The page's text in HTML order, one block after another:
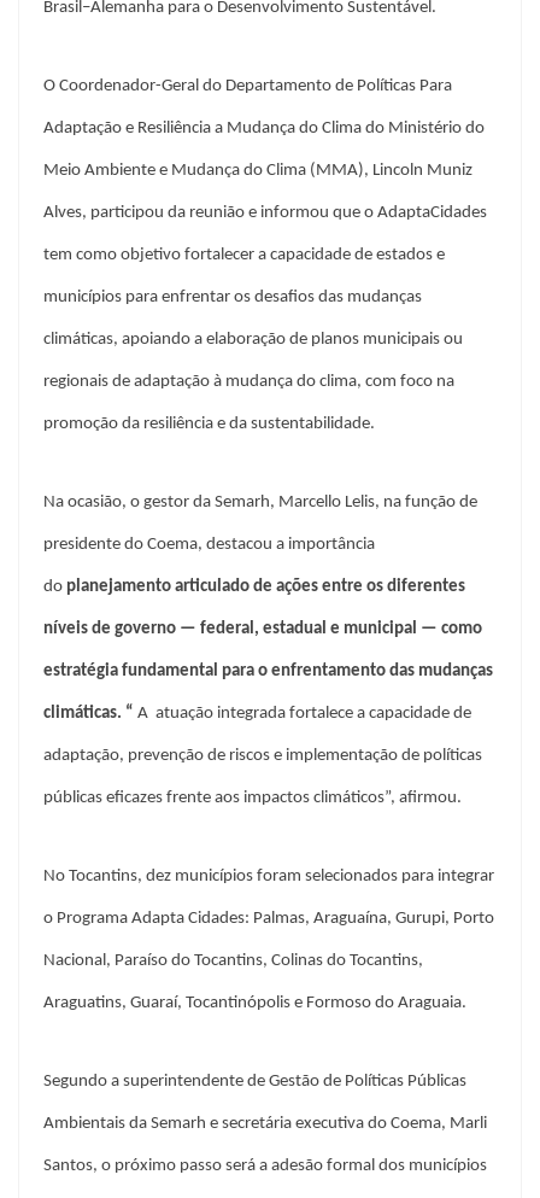
Brasil–Alemanha para o Desenvolvimento Sustentável.
O Coordenador-Geral do Departamento de Políticas Para
Adaptação e Resiliência a Mudança do Clima do Ministério do
Meio Ambiente e Mudança do Clima (MMA), Lincoln Muniz
Alves, participou da reunião e informou que o AdaptaCidades
tem como objetivo fortalecer a capacidade de estados e
municípios para enfrentar os desafios das mudanças
climáticas, apoiando a elaboração de planos municipais ou
regionais de adaptação à mudança do clima, com foco na
promoção da resiliência e da sustentabilidade.
Na ocasião, o gestor da Semarh, Marcello Lelis, na função de
presidente do Coema, destacou a importância
do planejamento articulado de ações entre os diferentes
níveis de governo — federal, estadual e municipal — como
estratégia fundamental para o enfrentamento das mudanças
climáticas. “ A atuação integrada fortalece a capacidade de
adaptação, prevenção de riscos e implementação de políticas
públicas eficazes frente aos impactos climáticos”, afirmou.
No Tocantins, dez municípios foram selecionados para integrar
o Programa Adapta Cidades: Palmas, Araguaína, Gurupi, Porto
Nacional, Paraíso do Tocantins, Colinas do Tocantins,
Araguatins, Guaraí, Tocantinópolis e Formoso do Araguaia.
Segundo a superintendente de Gestão de Políticas Públicas
Ambientais da Semarh e secretária executiva do Coema, Marli
Santos, o próximo passo será a adesão formal dos municípios